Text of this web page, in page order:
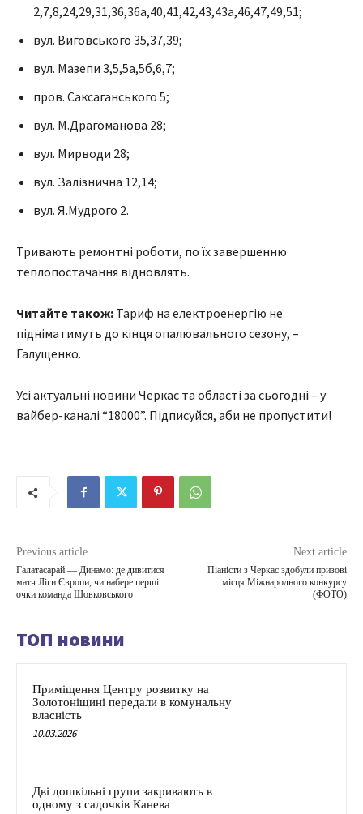
2,7,8,24,29,31,36,36а,40,41,42,43,43а,46,47,49,51;
вул. Виговського 35,37,39;
вул. Мазепи 3,5,5а,5б,6,7;
пров. Саксаганського 5;
вул. М.Драгоманова 28;
вул. Мирводи 28;
вул. Залізнична 12,14;
вул. Я.Мудрого 2.
Тривають ремонтні роботи, по їх завершенню
теплопостачання відновлять.
Читайте також: Тариф на електроенергію не
підніматимуть до кінця опалювального сезону, –
Галущенко.
Усі актуальні новини Черкас та області за сьогодні – у
вайбер-каналі “18000”. Підписуйся, аби не пропустити!
Previous article
Галатасарай — Динамо: де дивитися
матч Ліги Європи, чи набере перші
очки команда Шовковського
Next article
Піаністи з Черкас здобули призові
місця Міжнародного конкурсу
(ФОТО)
ТОП новини
Приміщення Центру розвитку на
Золотоніщині передали в комунальну
власність
10.03.2026
Дві дошкільні групи закривають в
одному з садочків Канева